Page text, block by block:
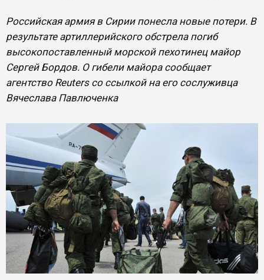
Российская армия в Сирии понесла новые потери. В
результате артиллерийского обстрела погиб
высокопоставленный морской пехотинец майор
Сергей Бордов. О гибели майора сообщает
агентство Reuters со ссылкой на его сослуживца
Вячеслава Павлюченка